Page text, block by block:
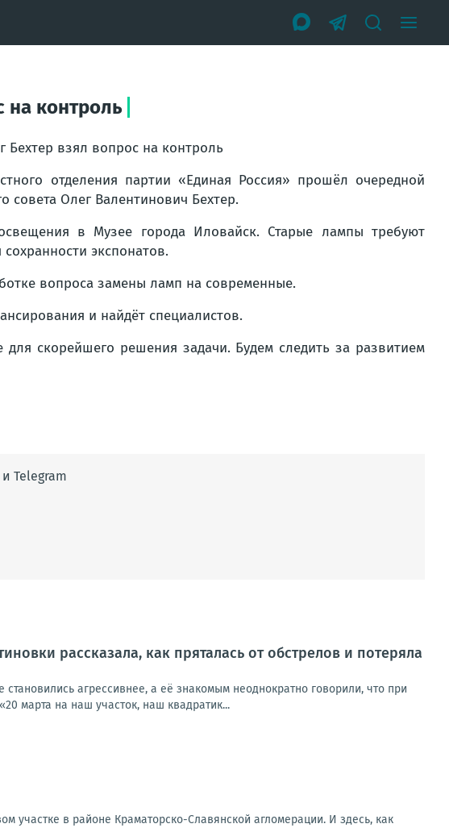
на контроль
Бехтер взял вопрос на контроль
отделения партии «Единая Россия» прошёл очередной
совета Олег Валентинович Бехтер.
в Музее города Иловайск. Старые лампы требуют
экспонатов.
вопроса замены ламп на современные.
и найдёт специалистов.
для скорейшего решения задачи. Будем следить за развитием
Telegram
рассказала, как пряталась от обстрелов и потеряла
агрессивнее, а её знакомым неоднократно говорили, что при
марта на наш участок, наш квадратик...
в районе Краматорско-Славянской агломерации. И здесь, как